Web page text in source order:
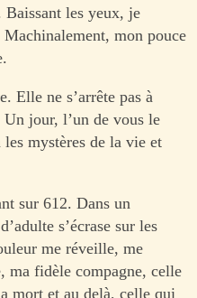
Baissant les yeux, je
mon pouce
Elle ne s’arrête pas à
jour, l’un de vous le
mystères de la vie et
sur 612. Dans un
s’écrase sur les
me réveille, me
ma fidèle compagne, celle
mort et au delà, celle qui